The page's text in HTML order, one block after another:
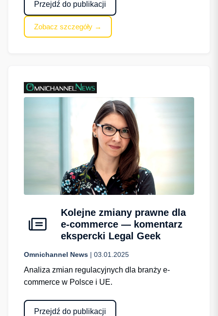
Przejdź do publikacji
Zobacz szczegóły →
Kolejne zmiany prawne dla
e-commerce — komentarz
ekspercki Legal Geek
Omnichannel News | 03.01.2025
Analiza zmian regulacyjnych dla branży e-
commerce w Polsce i UE.
Przejdź do publikacji